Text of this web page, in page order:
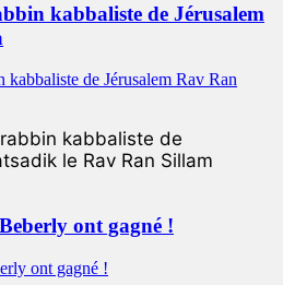
kabbaliste de Jérusalem
kabbaliste de
le Rav Ran Sillam
ont gagné !